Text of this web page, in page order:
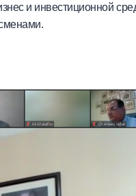
и инвестиционной